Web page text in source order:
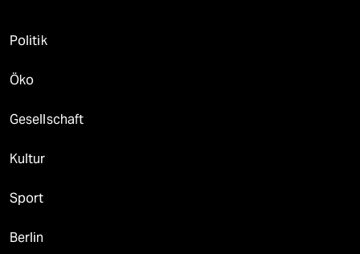
Politik
Öko
Gesellschaft
Kultur
Sport
Berlin